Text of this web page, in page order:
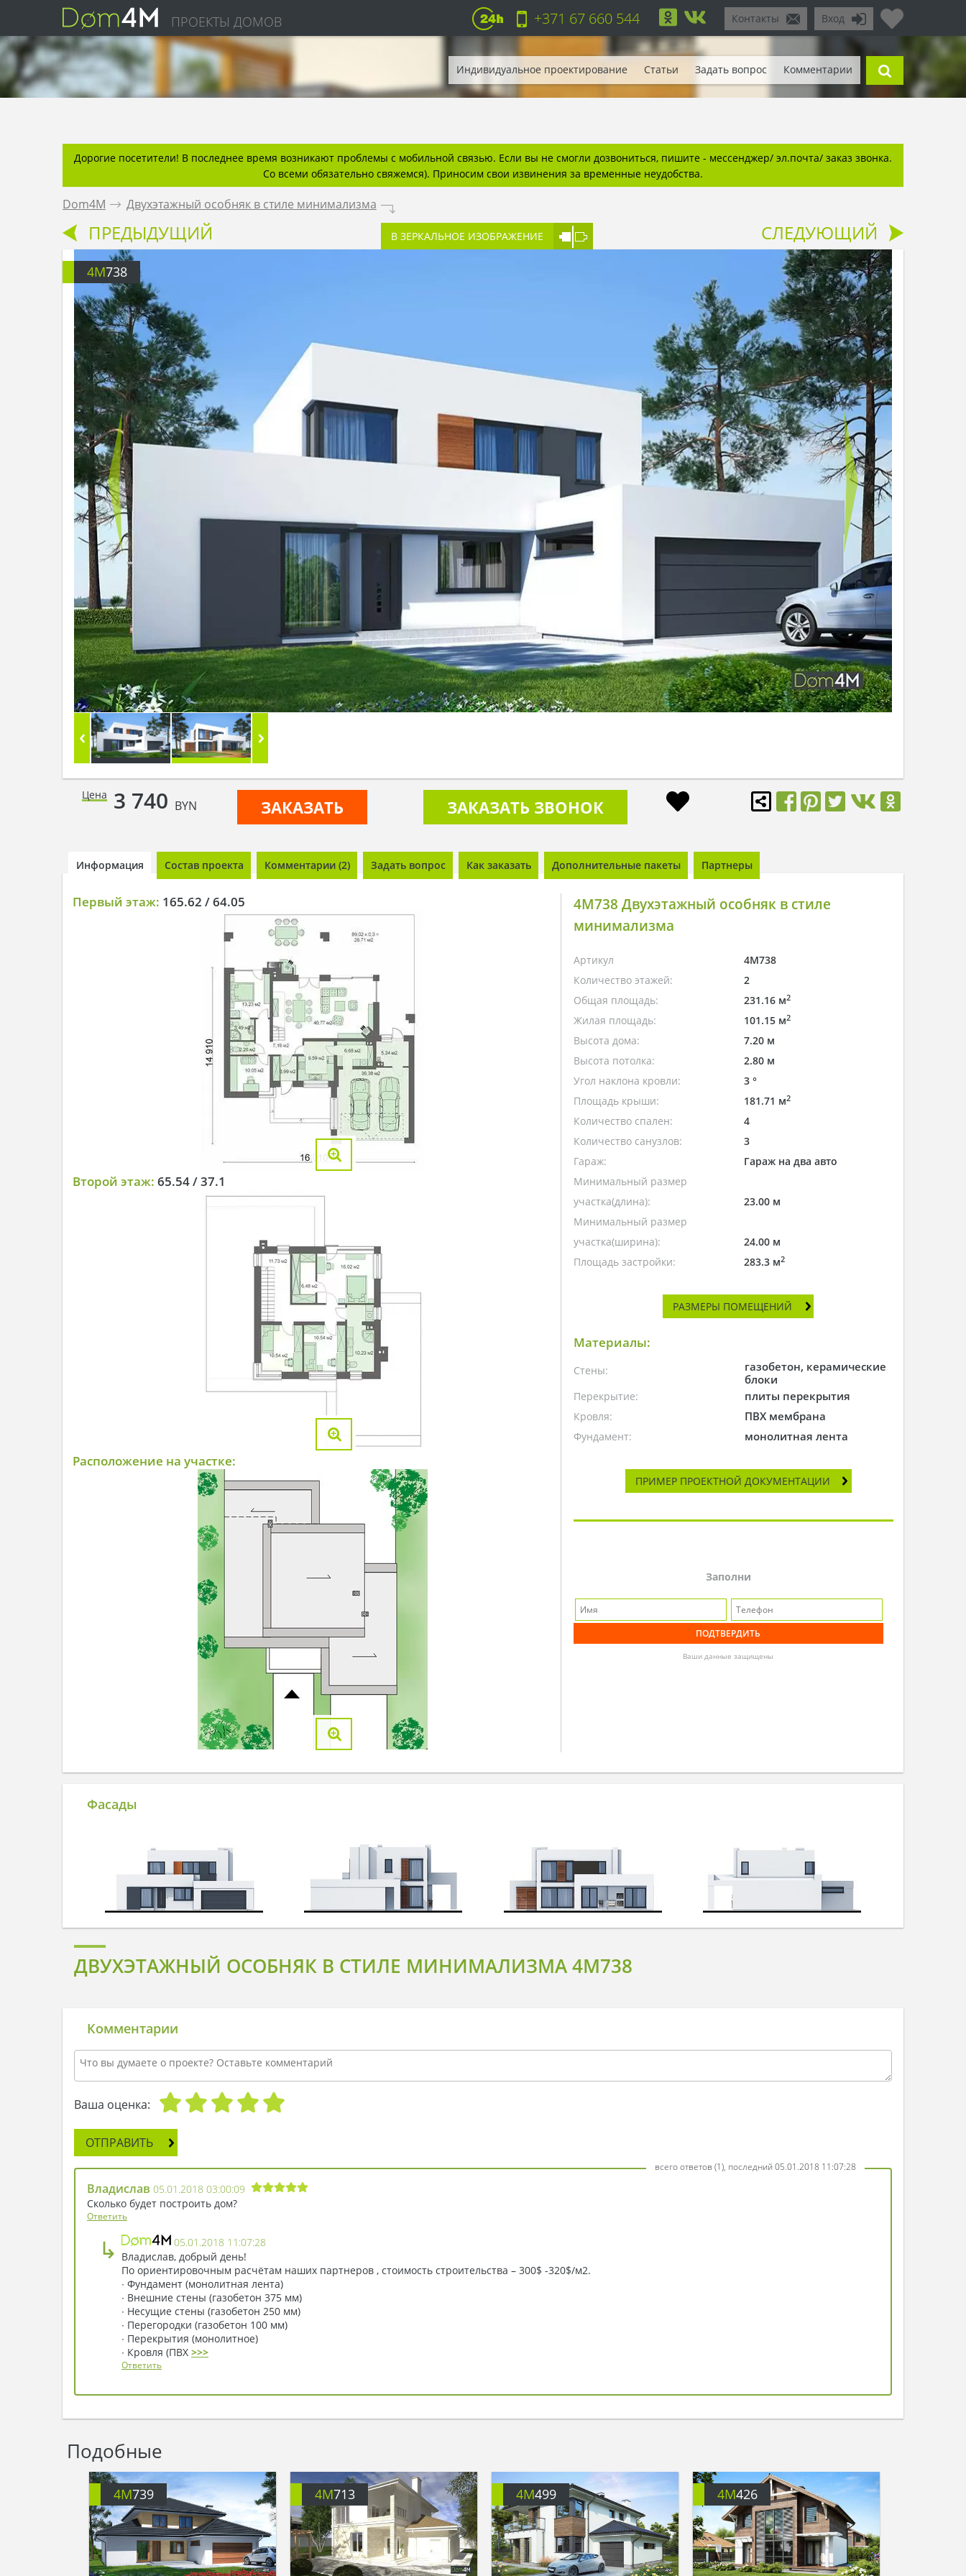
ПРОЕКТЫ ДОМОВ Вход
Контакты
+371 67 660 544
Индивидуальное проектирование Статьи Задать вопрос Комментарии
Дорогие посетители! В последнее время возникают проблемы с мобильной связью. Если вы не смогли дозвониться, пишите - мессенджер/ эл.почта/ заказ звонка.
Со всеми обязательно свяжемся). Приносим свои извинения за временные неудобства.
Dom4M . Двухэтажный особняк в стиле минимализма .
ПРЕДЫДУЩИЙ В ЗЕРКАЛЬНОЕ ИЗОБРАЖЕНИЕ СЛЕДУЮЩИЙ
4M738
Цена 3 740 BYN ЗАКАЗАТЬ ЗАКАЗАТЬ ЗВОНОК
Информация Состав проекта Комментарии (2) Задать вопрос Как заказать Дополнительные пакеты Партнеры
Первый этаж: 165.62 / 64.05
Второй этаж: 65.54 / 37.1
Расположение на участке:
4M738 Двухэтажный особняк в стиле
минимализма
Артикул
4M738
Количество этажей:
2
Общая площадь:
231.16 м2
Жилая площадь: 101.15 м2
Высота дома:
7.20 м
Высота потолка:
2.80 м
Угол наклона кровли:
3 °
Площадь крыши:
181.71 м2
Количество спален:
4
Количество санузлов:
3
Гараж:
Гараж на два авто
Минимальный размер
участка(длина):
23.00 м
Минимальный размер
участка(ширина):
24.00 м
Площадь застройки:
283.3 м2
РАЗМЕРЫ ПОМЕЩЕНИЙ
Материалы:
Стены:
газобетон, керамические
блоки
Перекрытие: плиты перекрытия
Кровля: ПВХ мембрана
Фундамент: монолитная лента
ПРИМЕР ПРОЕКТНОЙ ДОКУМЕНТАЦИИ
Заполни
Ваши данные защищены
Фасады
ДВУХЭТАЖНЫЙ ОСОБНЯК В СТИЛЕ МИНИМАЛИЗМА 4M738
Комментарии
Ваша оценка:
ОТПРАВИТЬ
всего ответов (1), последний 05.01.2018 11:07:28
Владислав 05.01.2018 03:00:09
Сколько будет построить дом?
Ответить
↳
05.01.2018 11:07:28
Владислав, добрый день!
По ориентировочным расчётам наших партнеров , стоимость строительства – 300$ -320$/м2.
∙ Фундамент (монолитная лента)
∙ Внешние стены (газобетон 375 мм)
∙ Несущие стены (газобетон 250 мм)
∙ Перегородки (газобетон 100 мм)
∙ Перекрытия (монолитное)
∙ Кровля (ПВХ >>>
Ответить
Подобные
4M739 4M713 4M499 4M426